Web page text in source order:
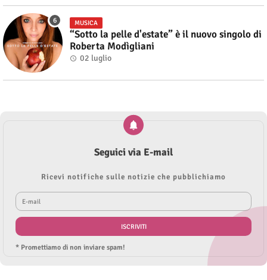
MUSICA
“Sotto la pelle d'estate” è il nuovo singolo di
Roberta Modìgliani
02 luglio
Seguici via E-mail
Ricevi notifiche sulle notizie che pubblichiamo
* Promettiamo di non inviare spam!